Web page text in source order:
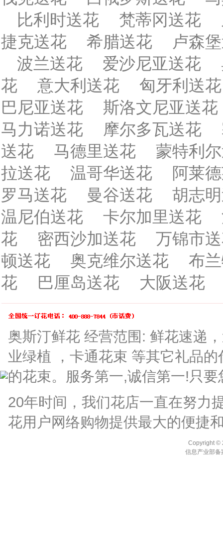
比利时送花
梵蒂冈送花
捷克送花
希腊送花
卢森
波兰送花
爱沙尼亚送花
花
意大利送花
匈牙利送花
巴尼亚送花
斯洛文尼亚送花
马力诺送花
摩尔多瓦送花
送花
马德里送花
蒙特利
拉送花
温哥华送花
阿莱
罗马送花
曼谷送花
胡志
温尼伯送花
卡尔加里送花
花
密西沙加送花
万锦市
顿送花
奥克维尔送花
布
花
巴厘岛送花 大阪送花
奥斯汀鲜花 经营范围: 鲜花速递
业绿植 ，卡通花束 等其它礼品
的花束。服务第一,诚信第一!只
20年时间，我们花店一直在努力
花用户网络购物提供最大的便捷
Copyright ©
信息产业部